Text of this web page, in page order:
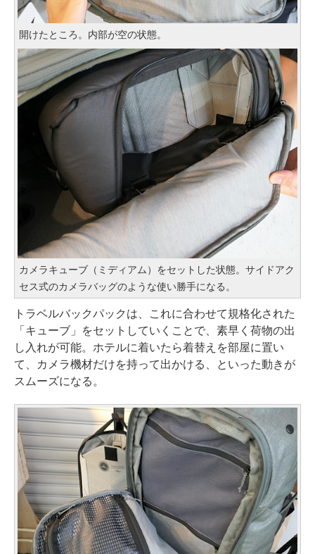
開けたところ。内部が空の状態。
カメラキューブ（ミディアム）をセットした状態。サイドアク
セス式のカメラバッグのような使い勝手になる。
トラベルバックパックは、これに合わせて規格化された
「キューブ」をセットしていくことで、素早く荷物の出
し入れが可能。ホテルに着いたら着替えを部屋に置い
て、カメラ機材だけを持って出かける、といった動きが
スムーズになる。